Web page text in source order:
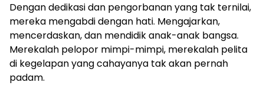
Dengan dedikasi dan pengorbanan yang tak ternilai,
mereka mengabdi dengan hati. Mengajarkan,
mencerdaskan, dan mendidik anak-anak bangsa.
Merekalah pelopor mimpi-mimpi, merekalah pelita
di kegelapan yang cahayanya tak akan pernah
padam.